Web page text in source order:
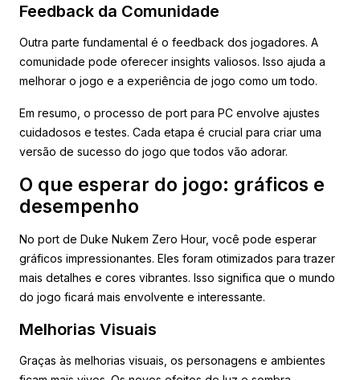
Feedback da Comunidade
Outra parte fundamental é o feedback dos jogadores. A
comunidade pode oferecer insights valiosos. Isso ajuda a
melhorar o jogo e a experiência de jogo como um todo.
Em resumo, o processo de port para PC envolve ajustes
cuidadosos e testes. Cada etapa é crucial para criar uma
versão de sucesso do jogo que todos vão adorar.
O que esperar do jogo: gráficos e
desempenho
No port de Duke Nukem Zero Hour, você pode esperar
gráficos impressionantes. Eles foram otimizados para trazer
mais detalhes e cores vibrantes. Isso significa que o mundo
do jogo ficará mais envolvente e interessante.
Melhorias Visuais
Graças às melhorias visuais, os personagens e ambientes